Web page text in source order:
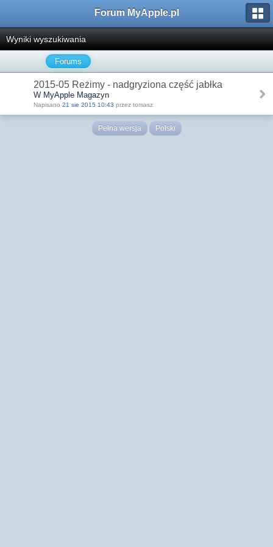
Forum MyApple.pl
Wyniki wyszukiwania
Forums
2015-05 Reżimy - nadgryziona część jabłka
W MyApple Magazyn
Napisano 21 sie 2015 10:43 przez tomasz
Pełna wersja Polski